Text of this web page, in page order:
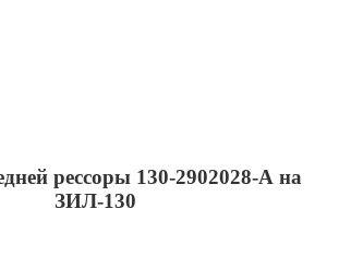
рессоры 130-2902028-А на
ЗИЛ-130